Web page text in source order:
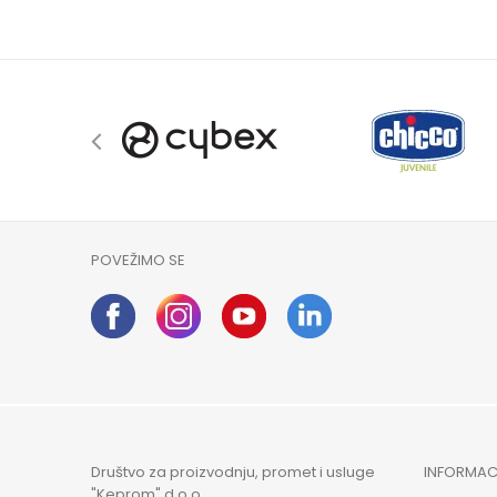
POVEŽIMO SE
Društvo za proizvodnju, promet i usluge